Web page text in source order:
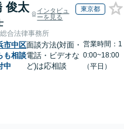
俊太
インタビュ
ーを見る
東京都
合法律事務所
市中区
も相談
中
面談方法(対面・
電話・ビデオな
ど)は応相談
営業時間：1
0:00~18:00
（平日）